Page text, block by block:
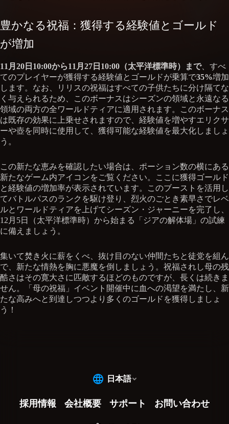
豊かなる祝福：獲得する経験値とゴールド
が増加
11月20日10:00から11月27日10:00（太平洋標準時）まで、すべ
てのプレイヤーが獲得する経験値とゴールドが乗算で35%増加
します。なお、リリスの祝福はすべての子供たちに分け隔てな
く与えられるため、このボーナスはシーズンの領域と永遠なる
領域の両方の全ワールドティアに適用されます。このボーナス
は既存の効果に上乗せされますので、経験値を増やすエリクサ
ーや壺を同時に使用して、獲得可能な経験値を最大化しましょ
う。
この新たな恵みを確認したい場合は、ポーション数の横にある
新たなゲーム内アイコンをご覧ください。ここに獲得ゴールド
と経験値の増加率が表示されています。このブーストを活用し
てバトルパスのランクを駆け登り、烈火のごとき素早さでレベ
ルとワールドティアを上げてシーズン・ジャーニーを完了し、
12月5日（太平洋標準時）から始まる「ジアの解体場」の試練
に備えましょう。
集いて焚き火に薪をくべ、抜け目のない仲間たちと徒党を組ん
で、新たな情熱を胸に悪魔を倒しましょう。祝福されし母の残
酷さはその寛大さに匹敵するほどのものですが、長くは続きま
せん。「母の祝福」イベント開催中に血への渇望を満たし、新
たな高みへと到達しつつより多くのゴールドを獲得しましょ
う！